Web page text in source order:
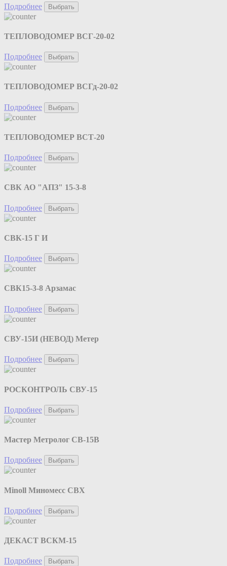
Подробнее Выбрать
ТЕПЛОВОДОМЕР ВСГ-20-02
Подробнее Выбрать
ТЕПЛОВОДОМЕР ВСГд-20-02
Подробнее Выбрать
ТЕПЛОВОДОМЕР ВСТ-20
Подробнее Выбрать
СВК АО "АПЗ" 15-3-8
Подробнее Выбрать
СВК-15 Г И
Подробнее Выбрать
СВК15-3-8 Арзамас
Подробнее Выбрать
СВУ-15И (НЕВОД) Метер
Подробнее Выбрать
РОСКОНТРОЛЬ СВУ-15
Подробнее Выбрать
Мастер Метролог СВ-15В
Подробнее Выбрать
Minoll Миномесс СВХ
Подробнее Выбрать
ДЕКАСТ ВСКМ-15
Подробнее Выбрать